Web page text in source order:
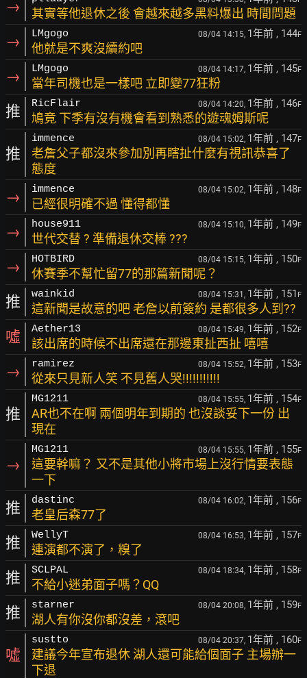
→ 其實等他退休之後 會越來越多黑料爆出 時間問題
→ LMgogo 08/04 14:15, 1年前 , 144F
他就是不爽沒續約吧
→ LMgogo 08/04 14:17, 1年前 , 145F
當年司機也是一樣吧 立即變77狂粉
推 RicFlair 08/04 14:20, 1年前 , 146F
鳩竟 下季有沒有機會看到熟悉的遊魂姆斯呢
推
immence 08/04 15:02, 1年前 , 147F
老詹父子都沒來參加別再瞎扯什麼有視訊恭喜了
態度
→ immence 08/04 15:02, 1年前 , 148F
已經很明確不過 懂得都懂
→ house911 08/04 15:10, 1年前 , 149F
世代交替 ? 準備退休交棒 ???
→ HOTBIRD 08/04 15:15, 1年前 , 150F
休賽季不幫忙留77的那篇新聞呢？
推 wainkid 08/04 15:31, 1年前 , 151 F
這新聞是故意的吧 老詹以前簽約 是都很多人到??
噓 Aether13 08/04 15:49, 1年前 , 152F
該出席的時候不出席還在那邊東扯西扯 嘻嘻
→ ramirez 08/04 15:52, 1年前 , 153F
從來只見新人笑 不見舊人哭!!!!!!!!!!!
推
MG1211 08/04 15:55, 1年前 , 154F
AR也不在啊 兩個明年到期的 也沒談妥下一份 出
現在
→
MG1211 08/04 15:55, 1年前 , 155F
這要幹嘛？ 又不是其他小將市場上沒行情要表態
一下
推 dastinc 08/04 16:02, 1年前 , 156F
老皇后森77了
推 WellyT 08/04 16:53, 1年前 , 157F
連演都不演了，糗了
推 SCLPAL 08/04 18:34, 1年前 , 158F
不給小迷弟面子嗎？QQ
推 starner 08/04 20:08, 1年前 , 159F
湖人有你沒你都沒差，滾吧
噓
sustto 08/04 20:37, 1年前 , 160F
建議今年宣布退休 湖人還可能給個面子 主場辦一
下退